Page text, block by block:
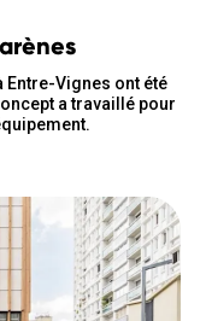
Vignes ont été
a travaillé pour